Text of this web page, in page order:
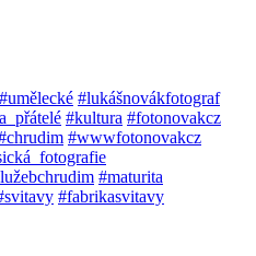
#umělecké #lukášnovákfotograf
#kultura #fotonovakcz
#wwwfotonovakcz
#maturita
#fabrikasvitavy